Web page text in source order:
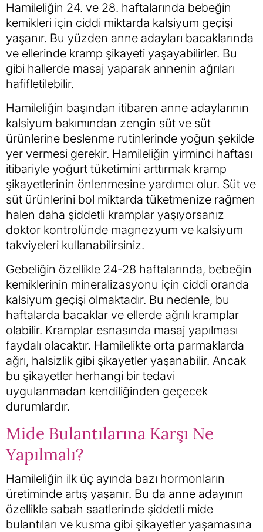
Hamileliğin 24. ve 28. haftalarında bebeğin
kemikleri için ciddi miktarda kalsiyum geçişi
yaşanır. Bu yüzden anne adayları bacaklarında
ve ellerinde kramp şikayeti yaşayabilirler. Bu
gibi hallerde masaj yaparak annenin ağrıları
hafifletilebilir.
Hamileliğin başından itibaren anne adaylarının
kalsiyum bakımından zengin süt ve süt
ürünlerine beslenme rutinlerinde yoğun şekilde
yer vermesi gerekir. Hamileliğin yirminci haftası
itibariyle yoğurt tüketimini arttırmak kramp
şikayetlerinin önlenmesine yardımcı olur. Süt ve
süt ürünlerini bol miktarda tüketmenize rağmen
halen daha şiddetli kramplar yaşıyorsanız
doktor kontrolünde magnezyum ve kalsiyum
takviyeleri kullanabilirsiniz.
Gebeliğin özellikle 24-28 haftalarında, bebeğin
kemiklerinin mineralizasyonu için ciddi oranda
kalsiyum geçişi olmaktadır. Bu nedenle, bu
haftalarda bacaklar ve ellerde ağrılı kramplar
olabilir. Kramplar esnasında masaj yapılması
faydalı olacaktır. Hamilelikte orta parmaklarda
ağrı, halsizlik gibi şikayetler yaşanabilir. Ancak
bu şikayetler herhangi bir tedavi
uygulanmadan kendiliğinden geçecek
durumlardır.
Mide Bulantılarına Karşı Ne
Yapılmalı?
Hamileliğin ilk üç ayında bazı hormonların
üretiminde artış yaşanır. Bu da anne adayının
özellikle sabah saatlerinde şiddetli mide
bulantıları ve kusma gibi şikayetler yaşamasına